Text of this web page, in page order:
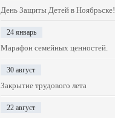
День Защиты Детей в Ноябрьске!
24 январь
Марафон семейных ценностей.
30 август
Закрытие трудового лета
22 август